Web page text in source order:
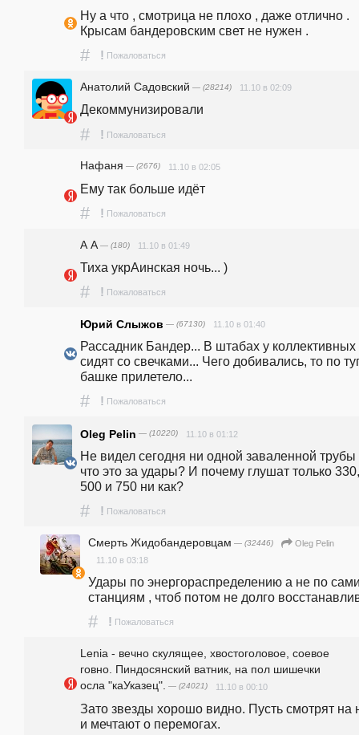
Ну а что , смотрица не плохо , даже отлично .
Крысам бандеровским свет не нужен .
# ! Пожаловаться
Анатолий Садовский — (28214) 11.10 в 02:09
Декоммунизировали
# ! Пожаловаться
Нафаня — (2676) 11.10 в 02:05
Ему так больше идёт
# ! Пожаловаться
А A — (180) 11.10 в 01:49
Тиха укрАинская ночь... )
# ! Пожаловаться
Юрий Слыжов — (67130) 11.10 в 01:40
Рассадник Бандер... В штабах у коллективных
сидят со свечками... Чего добивались, то по
башке прилетело...
# ! Пожаловаться
Oleg Pelin — (10220) 11.10 в 01:12
Не видел сегодня ни одной заваленной трубы
что это за удары? И почему глушат только
500 и 750 ни как?
# ! Пожаловаться
Смерть Жидобандеровцам — (32446)
Oleg Pelin
11.10 в 03:18
Удары по энергораспределению а не по
станциям , чтоб потом не долго
# ! Пожаловаться
Lenia - вечно скулящее, хвостоголовое, соевое
говно. Пиндосянский ватник, на пол шишечки
осла "каУказец". — (24021) 11.10 в 00:10
Зато звезды хорошо видно. Пусть смотрят на
и мечтают о перемогах.